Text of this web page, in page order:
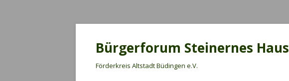
Bürgerforum Steinernes Haus
Förderkreis Altstadt Büdingen e.V.